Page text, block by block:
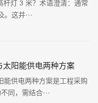
杆灯 3 米？术语澄清：通常
这并···
阳能供电两种方案
能供电两种方案是工程采购
同，需结合···